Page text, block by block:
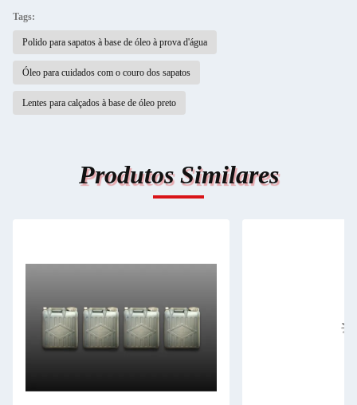
Tags:
Polido para sapatos à base de óleo à prova d'água
Óleo para cuidados com o couro dos sapatos
Lentes para calçados à base de óleo preto
Produtos Similares